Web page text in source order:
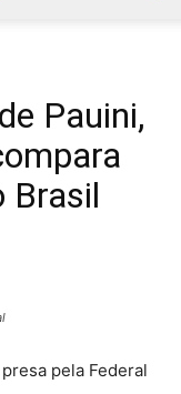
Pauini,
Brasil